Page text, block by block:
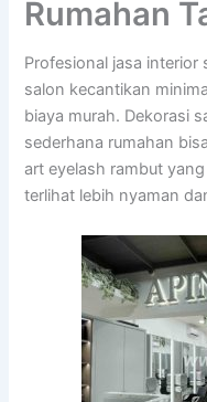
Rumahan
Profesional jasa
salon kecantikan
biaya murah. Dekorasi
sederhana rumahan
art eyelash rambut
terlihat lebih nyaman